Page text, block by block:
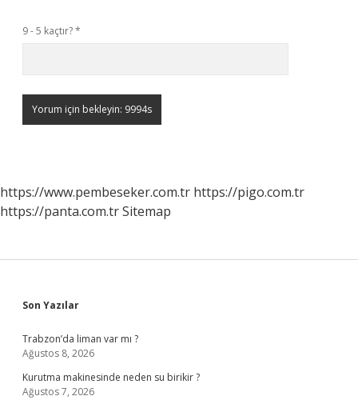
9 - 5 kaçtır?*
https://www.pembeseker.com.tr https://pigo.com.tr
https://panta.com.trSitemap
Sidebar
Son Yazılar
Trabzon’da liman var mı ?
Ağustos 8, 2026
Kurutma makinesinde neden su birikir ?
Ağustos 7, 2026